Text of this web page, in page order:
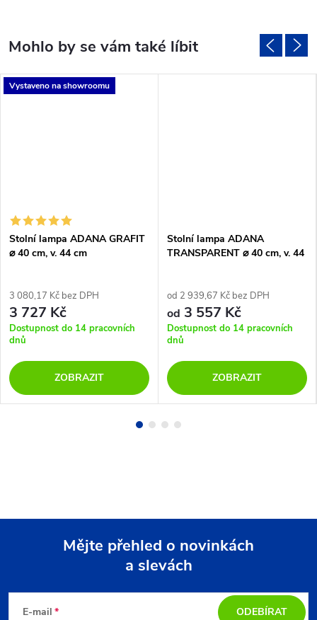
Vystaveno na showroomu
Stolní lampa ADANA GRAFIT
⌀ 40 cm, v. 44 cm
3 080,17 Kč bez DPH
3 727 Kč
Dostupnost do 14 pracovních
dnů
ZOBRAZIT
Stolní lampa ADANA
TRANSPARENT ⌀ 40 cm, v. 44
od 2 939,67 Kč bez DPH
od 3 557 Kč
Dostupnost do 14 pracovních
dnů
ZOBRAZIT
Mějte přehled o novinkách
a slevách
E-mail ODEBÍRAT